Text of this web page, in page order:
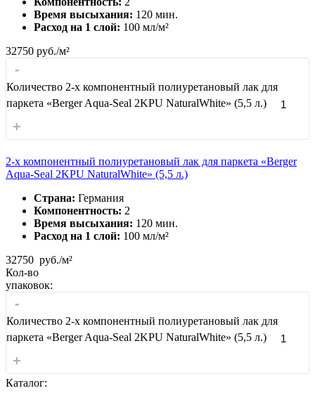
Время высыхания: 120 мин.
Расход на 1 слой: 100 мл/м²
32750 руб./м²
-
Количество 2-х компонентный полиуретановый лак для
паркета «Berger Aqua-Seal 2KPU NaturalWhite» (5,5 л.)
+
2-х компонентный полиуретановый лак для паркета «Berger
Aqua-Seal 2KPU NaturalWhite» (5,5 л.)
Страна: Германия
Компонентность: 2
Время высыхания: 120 мин.
Расход на 1 слой: 100 мл/м²
32750 руб./м²
Кол-во
упаковок:
-
Количество 2-х компонентный полиуретановый лак для
паркета «Berger Aqua-Seal 2KPU NaturalWhite» (5,5 л.)
+
Каталог: